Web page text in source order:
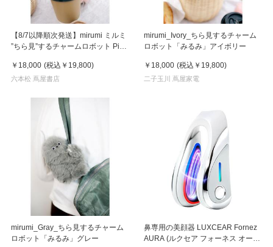
【8/7以降順次発送】mirumi ミルミ
”ちら見”するチャームロボット Pink
￥18,000 (税込 ￥19,800)
六本松 蔦屋書店
mirumi_Ivory_ちら見するチャーム
ロボット「みるみ」アイボリー
￥18,000 (税込 ￥19,800)
二子玉川 蔦屋家電
mirumi_Gray_ちら見するチャーム
ロボット「みるみ」グレー
鼻専用の美顔器 LUXCEAR Fornez
AURA (ルクセア フォーネス オー